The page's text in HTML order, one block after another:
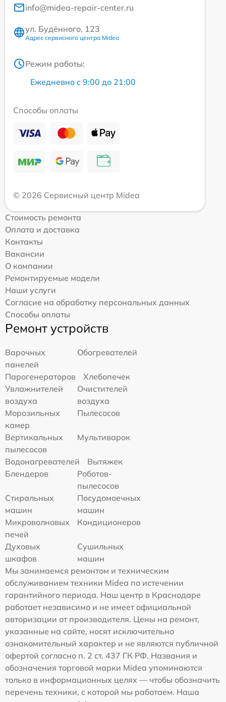
info@midea-repair-center.ru
ул. Будённого, 123
Адрес сервисного центра Midea
Режим работы:
Ежедневно с 9:00 до 21:00
Способы оплаты
© 2026 Сервисный центр Midea
Стоимость ремонта
Оплата и доставка
Контакты
Вакансии
О компании
Ремонтируемые модели
Наши услуги
Согласие на обработку персональных данных
Способы оплаты
Ремонт устройств
Варочных
панелей
Обогревателей
Парогенераторов
Хлебопечек
Увлажнителей
воздуха
Очистителей
воздуха
Морозильных
камер
Пылесосов
Вертикальных
пылесосов
Мультиварок
Водонагревателей
Вытяжек
Блендеров
Роботов-
пылесосов
Стиральных
машин
Посудомоечных
машин
Микроволновых
печей
Кондиционеров
Духовых
шкафов
Сушильных
машин
Мы занимаемся ремонтом и техническим
обслуживанием техники Midea по истечении
гарантийного периода. Наш центр в Краснодаре
работает независимо и не имеет официальной
авторизации от производителя. Цены на ремонт,
указанные на сайте, носят исключительно
ознакомительный характер и не являются публичной
офертой согласно п. 2 ст. 437 ГК РФ. Названия и
обозначения торговой марки Midea упоминаются
только в информационных целях — чтобы обозначить
перечень техники, с которой мы работаем. Наша